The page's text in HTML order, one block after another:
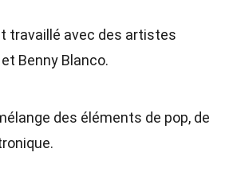
travaillé avec des artistes
Benny Blanco.
des éléments de pop, de